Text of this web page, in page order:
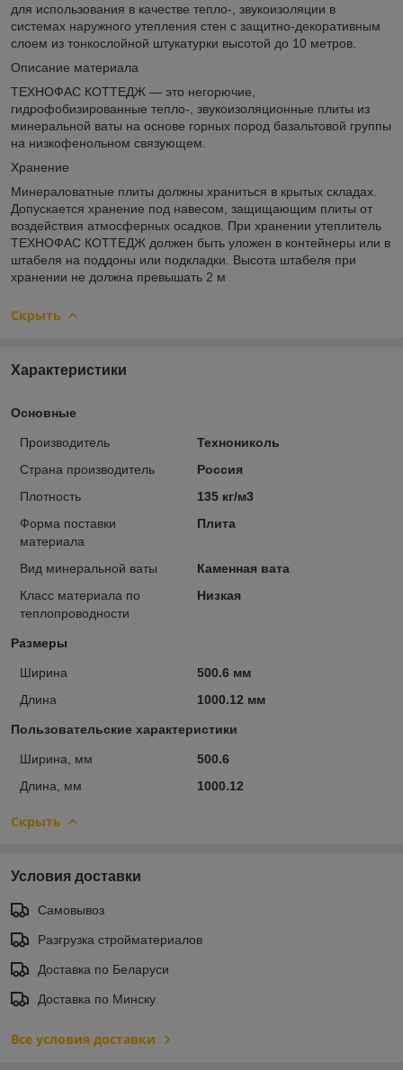
для использования в качестве тепло-, звукоизоляции в
системах наружного утепления стен с защитно-декоративным
слоем из тонкослойной штукатурки высотой до 10 метров.
Описание материала
ТЕХНОФАС КОТТЕДЖ — это негорючие,
гидрофобизированные тепло-, звукоизоляционные плиты из
минеральной ваты на основе горных пород базальтовой группы
на низкофенольном связующем.
Хранение
Минераловатные плиты должны храниться в крытых складах.
Допускается хранение под навесом, защищающим плиты от
воздействия атмосферных осадков. При хранении утеплитель
ТЕХНОФАС КОТТЕДЖ должен быть уложен в контейнеры или в
штабеля на поддоны или подкладки. Высота штабеля при
хранении не должна превышать 2 м
Скрыть
Характеристики
Основные
Производитель
Технониколь
Страна производитель
Россия
Плотность
135 кг/м3
Форма поставки
материала
Плита
Вид минеральной ваты
Каменная вата
Класс материала по
теплопроводности
Низкая
Размеры
Ширина
500.6 мм
Длина
1000.12 мм
Пользовательские характеристики
Ширина, мм
500.6
Длина, мм
1000.12
Скрыть
Условия доставки
Самовывоз
Разгрузка стройматериалов
Доставка по Беларуси
Доставка по Минску
Все условия доставки